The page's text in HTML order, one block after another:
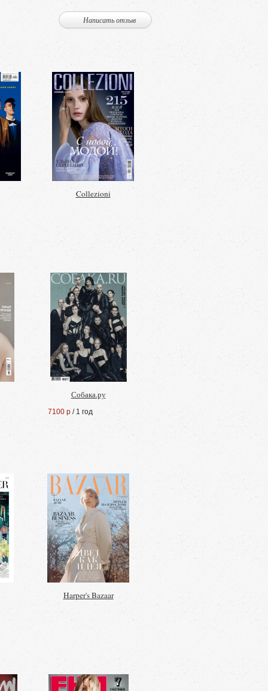
Написать отзыв
Collezioni
Собака.ру
7100 р / 1 год
Harper's Bazaar